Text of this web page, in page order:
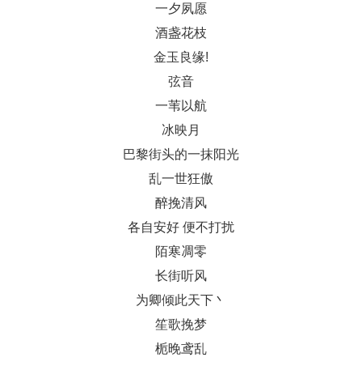
一夕夙愿
酒盏花枝
金玉良缘!
弦音
一苇以航
冰映月
巴黎街头的一抹阳光
乱一世狂傲
醉挽清风
各自安好 便不打扰
陌寒凋零
长街听风
为卿倾此天下丶
笙歌挽梦
栀晚鸢乱